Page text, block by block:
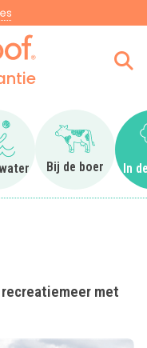
naar Bij het water
Bij de boer
Ga naar Bij
In
met